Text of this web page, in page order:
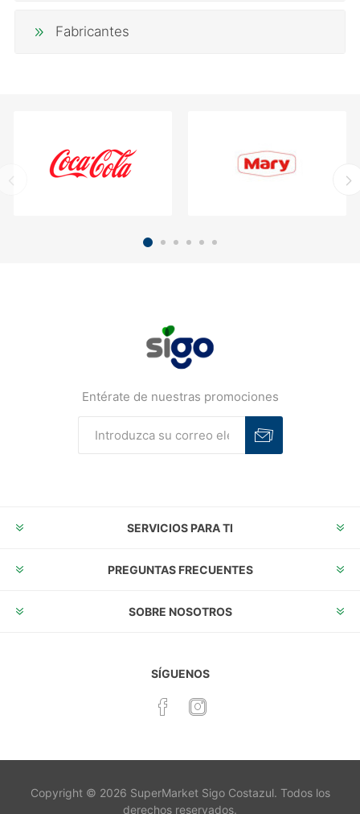
Fabricantes
Entérate de nuestras promociones
SERVICIOS PARA TI
PREGUNTAS FRECUENTES
SOBRE NOSOTROS
SÍGUENOS
Copyright © 2026 SuperMarket Sigo Costazul. Todos los
derechos reservados.